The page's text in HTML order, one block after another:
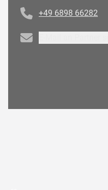
+49 6898 66282
Email